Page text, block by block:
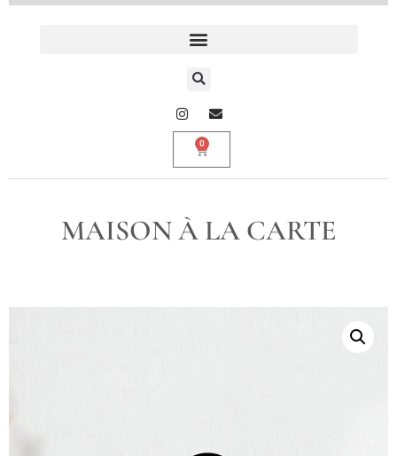
0
MAISON À LA CARTE